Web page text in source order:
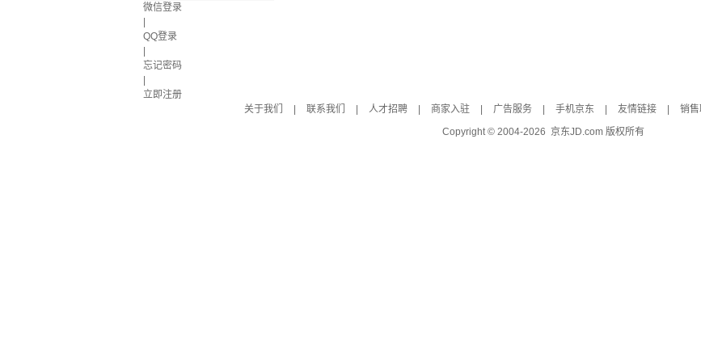
微信登录
QQ登录
忘记密码
立即注册
关于我们
联系我们 人才招聘 商家入驻 广告服务 手机京东 友情链接 销售
Copyright © 2004-2026 京东JD.com 版权所有